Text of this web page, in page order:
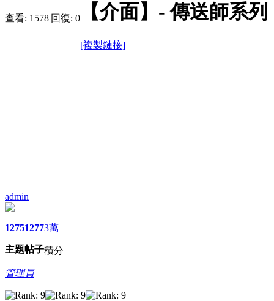
查看: 1578|回復: 0 【介面】- 傳送師系列
[複製鏈接]
admin
1275
主題
1277
帖子
3萬
積分
管理員